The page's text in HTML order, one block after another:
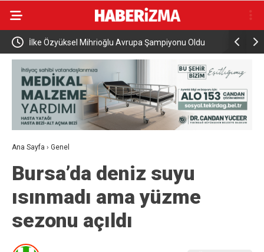
İlke Özyüksel Mihrioğlu Avrupa Şampiyonu Oldu
ziyareti
Ana Sayfa › Genel
Bursa’da deniz suyu
ısınmadı ama yüzme
sezonu açıldı